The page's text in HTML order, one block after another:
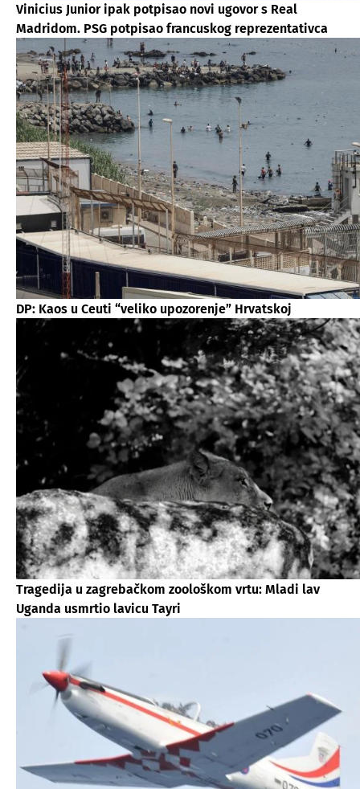
Vinicius Junior ipak potpisao novi ugovor s Real
Madridom. PSG potpisao francuskog reprezentativca
DP: Kaos u Ceuti “veliko upozorenje” Hrvatskoj
Tragedija u zagrebačkom zoološkom vrtu: Mladi lav
Uganda usmrtio lavicu Tayri